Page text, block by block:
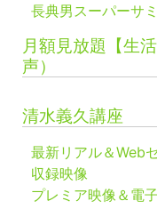
長典男スーパーサ
月額見放題【生
声）
清水義久講座
最新リアル＆Web
収録映像
プレミア映像＆電